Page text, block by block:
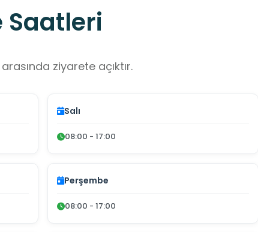
Saatleri
ziyarete açıktır.
Salı
08:00 - 17:00
Perşembe
08:00 - 17:00